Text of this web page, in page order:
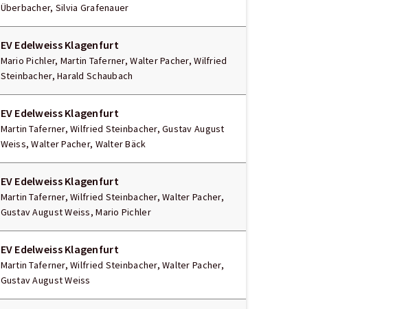
Überbacher, Silvia Grafenauer
EV Edelweiss Klagenfurt
Mario Pichler, Martin Taferner, Walter Pacher, Wilfried
Steinbacher, Harald Schaubach
EV Edelweiss Klagenfurt
Martin Taferner, Wilfried Steinbacher, Gustav August
Weiss, Walter Pacher, Walter Bäck
EV Edelweiss Klagenfurt
Martin Taferner, Wilfried Steinbacher, Walter Pacher,
Gustav August Weiss, Mario Pichler
EV Edelweiss Klagenfurt
Martin Taferner, Wilfried Steinbacher, Walter Pacher,
Gustav August Weiss